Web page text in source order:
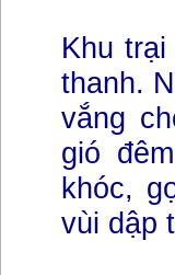
Khu
thanh.
vắng
gió
khóc,
vùi dập